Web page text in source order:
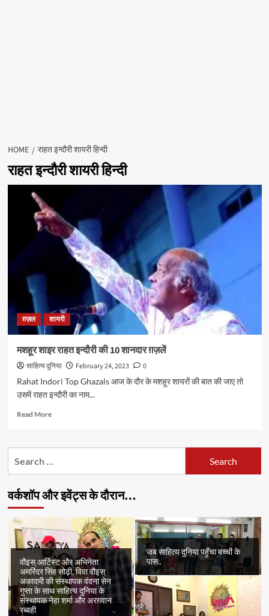
HOME राहत इन्दौरी शायरी हिन्दी
राहत इन्दौरी शायरी हिन्दी
ग़ज़ल शायरी
मशहूर शाइर राहत इन्दौरी की 10 शानदार ग़ज़लें
साहित्य दुनिया February 24, 2023
0
Rahat Indori Top Ghazals आज के दौर के मशहूर शायरों की बात की जाए तो
उसमें राहत इन्दौरी का नाम...
Read MoreRead
मशहूर
की
शानदार
वर्कशॉप और इवेंट्स के दौरान…
वौइस् आर्टिस्ट और अभिनेता
अमरिंदर सिंह सोढ़ी, विवा वौइस्
अकादमी की संस्थापक वंदना सेन
गुप्ता के साथ साहित्य दुनिया के
संस्थापक नेहा शर्मा और अरग़वान
रब्बही
जब साहित्य दुनिया पहुँचा बच्चों के
पास..